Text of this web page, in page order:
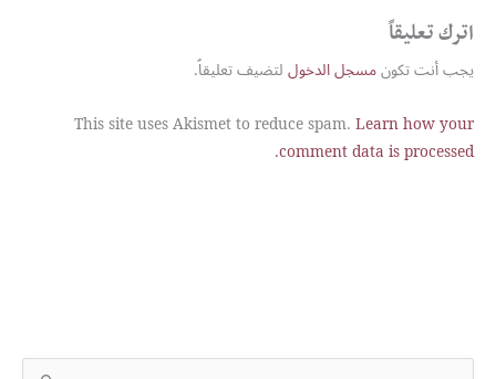
اترك تعليقاً
يجب أنت تكونمسجل الدخوللتضيف تعليقاً.
This site uses Akismet to reduce spam.Learn how your
comment data is processed.